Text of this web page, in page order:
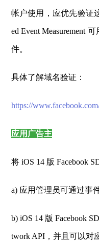
帐户使用，应优先验证
ed Event Measurement
件。
具体了解域名验证：
https://
应用广告主
将 iOS 14 版 Facebook
a) 应用管理员可通过事
b) iOS 14 版 Facebook
twork API，并且可以对